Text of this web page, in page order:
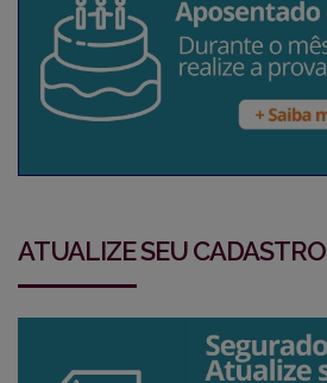
ATUALIZE SEU CADASTRO